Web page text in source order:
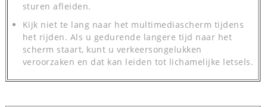
sturen afleiden.
Kijk niet te lang naar het multimediascherm tijdens
het rijden. Als u gedurende langere tijd naar het
scherm staart, kunt u verkeersongelukken
veroorzaken en dat kan leiden tot lichamelijke letsels.